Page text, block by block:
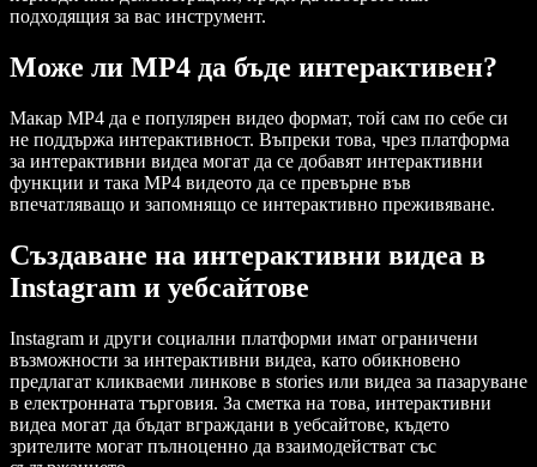
подходящия за вас инструмент.
Може ли MP4 да бъде интерактивен?
Макар MP4 да е популярен видео формат, той сам по себе си
не поддържа интерактивност. Въпреки това, чрез платформа
за интерактивни видеа могат да се добавят интерактивни
функции и така MP4 видеото да се превърне във
впечатляващо и запомнящо се интерактивно преживяване.
Създаване на интерактивни видеа в
Instagram и уебсайтове
Instagram и други социални платформи имат ограничени
възможности за интерактивни видеа, като обикновено
предлагат кликваеми линкове в stories или видеа за пазаруване
в електронната търговия. За сметка на това, интерактивни
видеа могат да бъдат вграждани в уебсайтове, където
зрителите могат пълноценно да взаимодействат със